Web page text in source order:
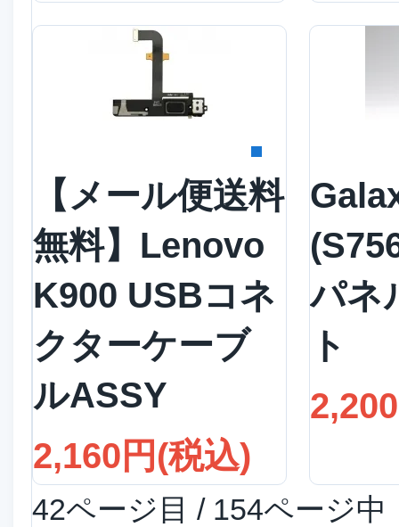
【メール便送料
無料】Lenovo
K900 USBコネ
クターケーブ
ルASSY
2,160円(税込)
パネ
ト
42ページ目 / 154ページ中